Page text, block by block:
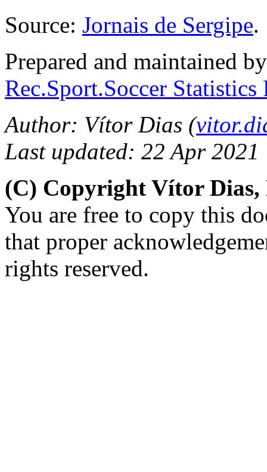
Source: Jornais de Sergipe.
Prepared and maintained
Rec.Sport.Soccer
Author: Vítor Dias (
Last updated: 22 Apr 2021
(C) Copyright Vítor Dias,
You are free to copy this
that proper
rights reserved.